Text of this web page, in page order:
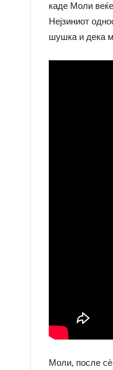
каде Моли
Нејзиниот
шушка и дека
Моли, после